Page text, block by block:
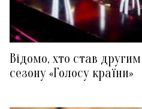
Відомо, хто став
сезону «Голосу країни»